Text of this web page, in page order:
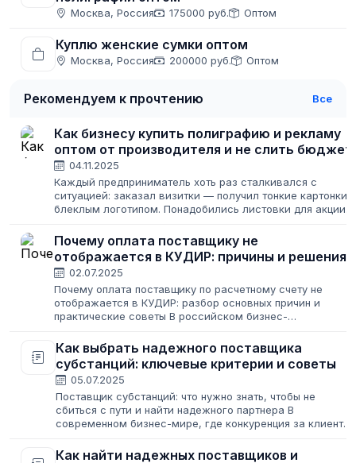
Москва, Россия 175000 руб. Оптом
Куплю женские сумки оптом
Москва, Россия 200000 руб. Оптом
Рекомендуем к прочтению Все
Как бизнесу купить полиграфию и рекламу
оптом от производителя и не слить бюджет
04.11.2025
Каждый предприниматель хоть раз сталкивался с
ситуацией: заказал визитки — получил тонкие картонки с
блеклым логотипом. Понадобились листовки для акции
уже после окончания распродажи....
Почему оплата поставщику не
отображается в КУДИР: причины и решения
02.07.2025
Почему оплата поставщику по расчетному счету не
отображается в КУДИР: разбор основных причин и
практические советы В российском бизнес-
(КУДИР) является обязательным для индивидуальных...
Как выбрать надежного поставщика
субстанций: ключевые критерии и советы
05.07.2025
Поставщик субстанций: что нужно знать, чтобы не
сбиться с пути и найти надежного партнера В
современном бизнес-мире, где конкуренция за клиента
поставщиков субстанций становится для...
Как найти надежных поставщиков и